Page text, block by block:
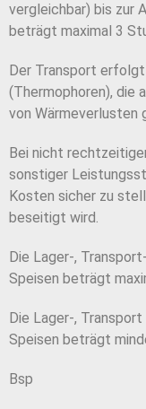
vergleichbar) bis zur
beträgt maximal 3
Der Transport
(Thermophoren), die
von Wärmeverlusten
Bei nicht
sonstiger
Kosten sicher zu
beseitigt wird.
Die Lager-,
Speisen beträgt
Die Lager-,
Speisen beträgt
Bsp